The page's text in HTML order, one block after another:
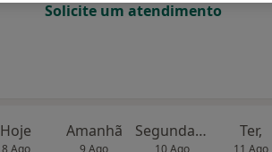
Solicite um atendimento
Hoje
8 Ago
Amanhã
9 Ago
Segunda-feira
10 Ago
Ter,
11 Ago